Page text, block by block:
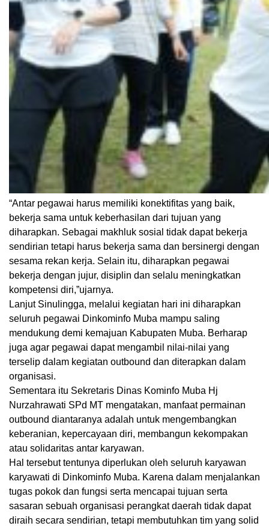
“Antar pegawai harus memiliki konektifitas yang baik,
bekerja sama untuk keberhasilan dari tujuan yang
diharapkan. Sebagai makhluk sosial tidak dapat bekerja
sendirian tetapi harus bekerja sama dan bersinergi dengan
sesama rekan kerja. Selain itu, diharapkan pegawai
bekerja dengan jujur, disiplin dan selalu meningkatkan
kompetensi diri,”ujarnya.
Lanjut Sinulingga, melalui kegiatan hari ini diharapkan
seluruh pegawai Dinkominfo Muba mampu saling
mendukung demi kemajuan Kabupaten Muba. Berharap
juga agar pegawai dapat mengambil nilai-nilai yang
terselip dalam kegiatan outbound dan diterapkan dalam
organisasi.
Sementara itu Sekretaris Dinas Kominfo Muba Hj
Nurzahrawati SPd MT mengatakan, manfaat permainan
outbound diantaranya adalah untuk mengembangkan
keberanian, kepercayaan diri, membangun kekompakan
atau solidaritas antar karyawan.
Hal tersebut tentunya diperlukan oleh seluruh karyawan
karyawati di Dinkominfo Muba. Karena dalam menjalankan
tugas pokok dan fungsi serta mencapai tujuan serta
sasaran sebuah organisasi perangkat daerah tidak dapat
diraih secara sendirian, tetapi membutuhkan tim yang solid